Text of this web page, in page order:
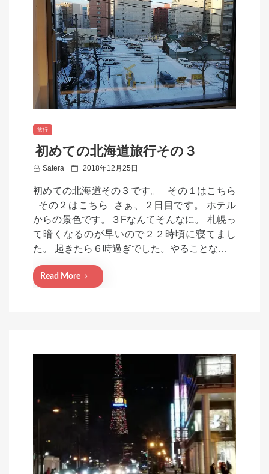
旅行
初めての北海道旅行その３
Satera
P
s
e
d
o
2018年12月25日
初めての北海道その３です。 その１はこちら
その２はこちら さぁ、２日目です。 ホテル
からの景色です。３Fなんてそんなに。 札幌っ
て暗くなるのが早いので２２時頃に寝てまし
た。 起きたら６時過ぎでした。やることな…
Read More